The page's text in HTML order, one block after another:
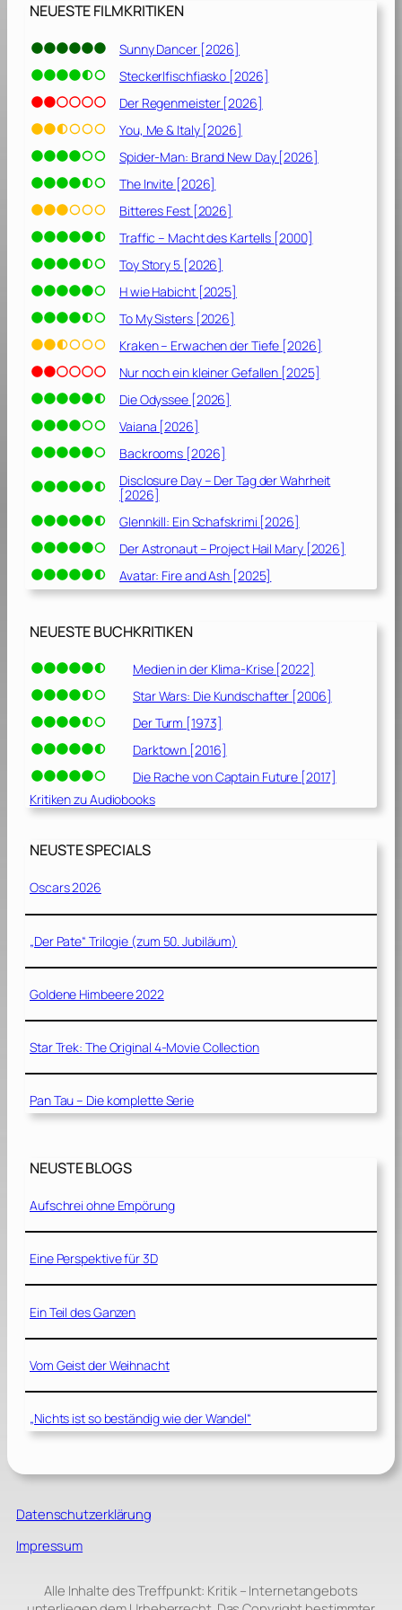
6
NEUESTE FILMKRITIKEN
Sunny Dancer [2026]
Steckerlfischfiasko [2026]
Der Regenmeister [2026]
You, Me & Italy [2026]
Spider-Man: Brand New Day [2026]
The Invite [2026]
Bitteres Fest [2026]
Traffic – Macht des Kartells [2000]
Toy Story 5 [2026]
H wie Habicht [2025]
To My Sisters [2026]
Kraken – Erwachen der Tiefe [2026]
Nur noch ein kleiner Gefallen [2025]
Die Odyssee [2026]
Vaiana [2026]
Backrooms [2026]
Disclosure Day – Der Tag der Wahrheit
[2026]
Glennkill: Ein Schafskrimi [2026]
Der Astronaut – Project Hail Mary [2026]
Avatar: Fire and Ash [2025]
NEUESTE BUCHKRITIKEN
Medien in der Klima-Krise [2022]
Star Wars: Die Kundschafter [2006]
Der Turm [1973]
Darktown [2016]
Die Rache von Captain Future [2017]
Kritiken zu Audiobooks
NEUSTE SPECIALS
Oscars 2026
„Der Pate“ Trilogie (zum 50. Jubiläum)
Goldene Himbeere 2022
Star Trek: The Original 4-Movie Collection
Pan Tau – Die komplette Serie
NEUSTE BLOGS
Aufschrei ohne Empörung
Eine Perspektive für 3D
Ein Teil des Ganzen
Vom Geist der Weihnacht
„Nichts ist so beständig wie der Wandel“
Datenschutzerklärung
Impressum
Alle Inhalte des Treffpunkt: Kritik – Internetangebots